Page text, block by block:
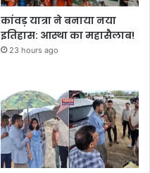
कांवड़ यात्रा ने बनाया नया
इतिहास: आस्था का महासैलाब!
23 hours ago